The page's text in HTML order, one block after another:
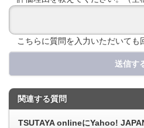
こちらに質問を入力いただいても
送信す
関連する質問
TSUTAYA onlineにYahoo!